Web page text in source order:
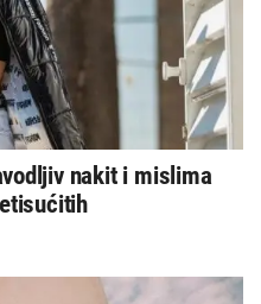
nakit i mislima